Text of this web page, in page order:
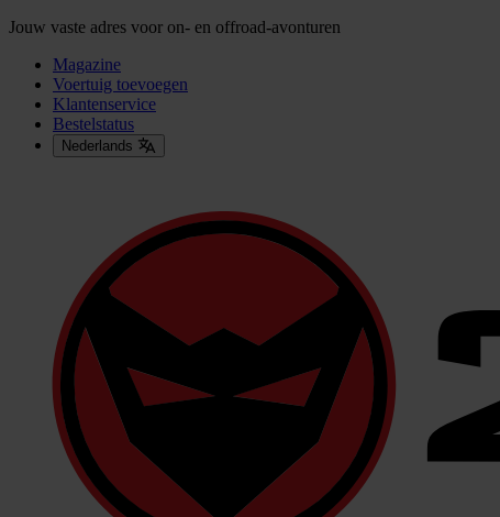
Jouw vaste adres voor on- en offroad-avonturen
Magazine
Voertuig toevoegen
Klantenservice
Bestelstatus
Nederlands